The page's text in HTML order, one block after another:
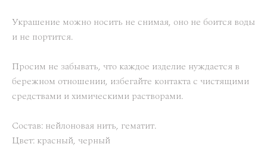
Украшение можно носить не снимая, оно не боится воды
и не портится.
Просим не забывать, что каждое изделие нуждается в
бережном отношении, избегайте контакта с чистящими
средствами и химическими растворами.
Состав: нейлоновая нить, гематит.
Цвет: красный, черный